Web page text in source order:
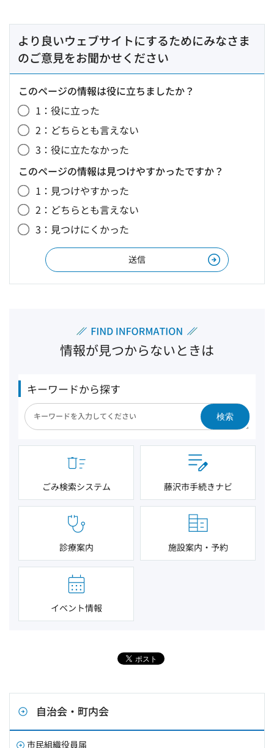
より良いウェブサイトにするためにみなさま
のご意見をお聞かせください
このページの情報は役に立ちましたか？
1：役に立った
2：どちらとも言えない
3：役に立たなかった
このページの情報は見つけやすかったですか？
1：見つけやすかった
2：どちらとも言えない
3：見つけにくかった
情報が見つからないときは
キーワードから探す
検索
ごみ検索システム 藤沢市手続きナビ
診療案内 施設案内・予約
イベント情報
自治会・町内会
市民組織役員届